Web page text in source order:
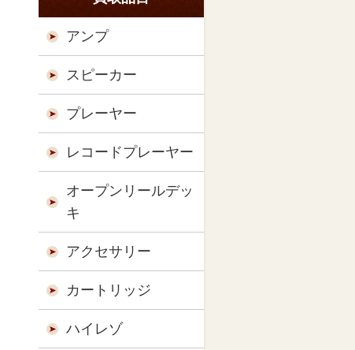
アンプ
スピーカー
プレーヤー
レコードプレーヤー
オープンリールデッ
キ
アクセサリー
カートリッジ
ハイレゾ